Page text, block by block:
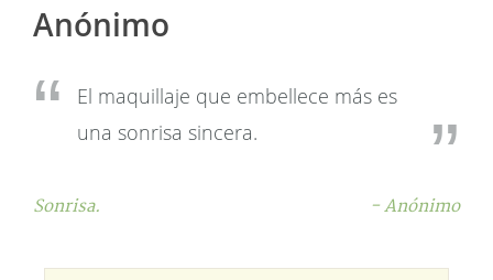
Anónimo
El maquillaje que embellece más es
una sonrisa sincera.
Sonrisa. - Anónimo